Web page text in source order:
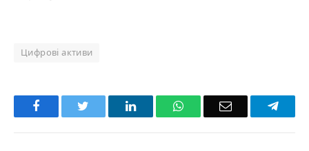
Цифрові активи
Facebook LinkedInWhatsAppEmail